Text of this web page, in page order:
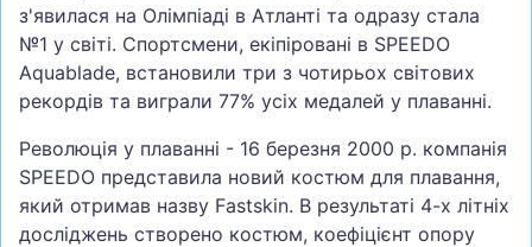
з'явилася на Олімпіаді в Атланті та одразу стала
№1 у світі. Спортсмени, екіпіровані в SPEEDO
Aquablade, встановили три з чотирьох світових
рекордів та виграли 77% усіх медалей у плаванні.
Революція у плаванні - 16 березня 2000 р. компанія
SPEEDO представила новий костюм для плавання,
який отримав назву Fastskin. В результаті 4-х літніх
досліджень створено костюм, коефіцієнт опору